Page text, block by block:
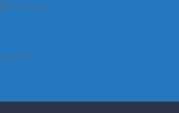
のビュー
ュー